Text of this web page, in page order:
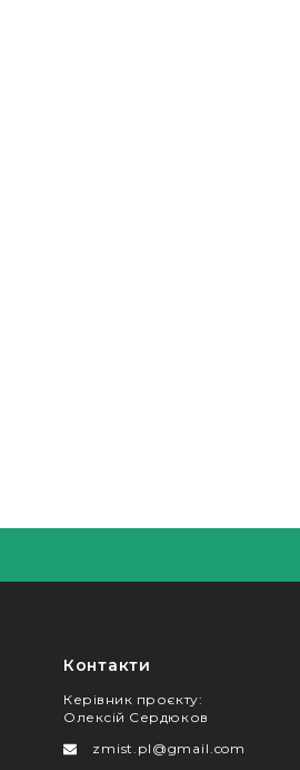
Контакти
Керівник проєкту:
Олексій Сердюков
zmist.pl@gmail.com